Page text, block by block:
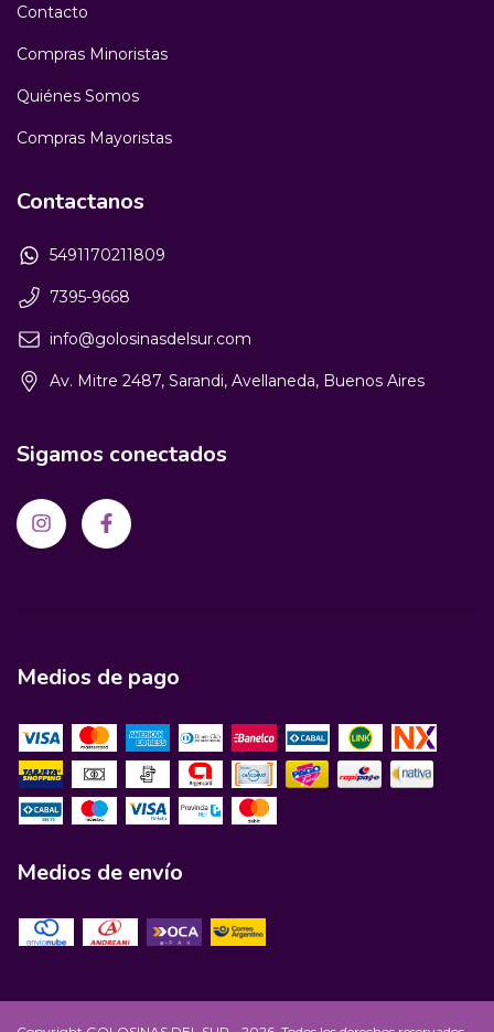
Contacto
Compras Minoristas
Quiénes Somos
Compras Mayoristas
Contactanos
5491170211809
7395-9668
info@golosinasdelsur.com
Av. Mitre 2487, Sarandi, Avellaneda, Buenos Aires
Sigamos conectados
Medios de pago
Medios de envío